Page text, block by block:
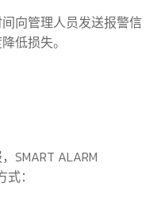
向管理人员发送报警信
低损失。
SMART ALARM
：